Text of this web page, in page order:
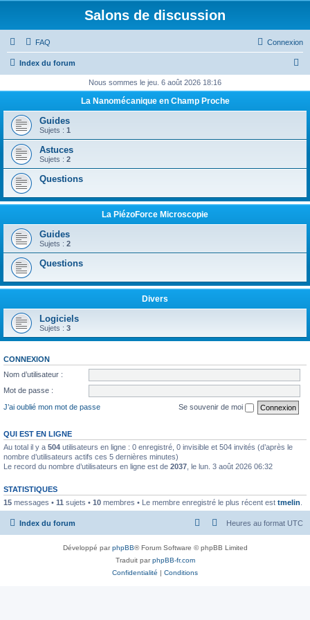
Salons de discussion
FAQ Connexion
Index du forum
h
Nous sommes le jeu. 6 août 2026 18:16
La Nanomécanique en Champ Proche
Guides
Sujets : 1
Astuces
Sujets : 2
Questions
La PiézoForce Microscopie
Guides
Sujets : 2
Questions
Divers
Logiciels
Sujets : 3
CONNEXION
Nom d’utilisateur :
Mot de passe :
J’ai oublié mon mot de passe
Se souvenir de moi
QUI EST EN LIGNE
Au total il y a 504 utilisateurs en ligne : 0 enregistré, 0 invisible et 504 invités (d’après le
nombre d’utilisateurs actifs ces 5 dernières minutes)
Le record du nombre d’utilisateurs en ligne est de 2037 , le lun. 3 août 2026 06:32
STATISTIQUES
15 messages • 11 sujets • 10 membres • Le membre enregistré le plus récent est tmelin
Index du forum Heures au format UTC
Développé parphpBB® Forum Software © phpBB Limited
Traduit parphpBB-fr.com
Confidentialité | Conditions